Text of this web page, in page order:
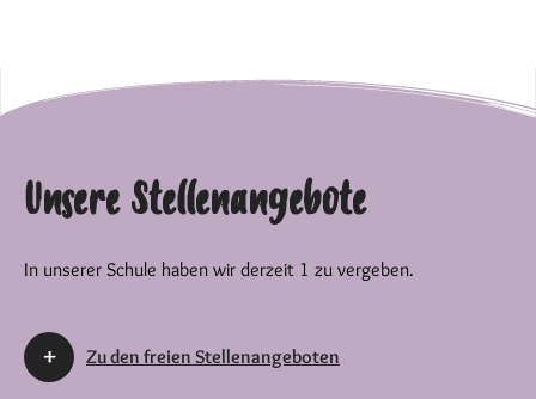
Unsere Stellenangebote
In unserer Schule haben wir derzeit 1 zu vergeben.
Zu den freien Stellenangeboten